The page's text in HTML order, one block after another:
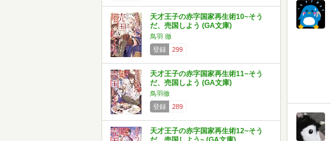
天才王子の赤字国家再生術10~そう
だ、売国しよう (GA文庫)
鳥羽 徹
登録
299
天才王子の赤字国家再生術11~そう
だ、売国しよう (GA文庫)
鳥羽徹
登録
289
天才王子の赤字国家再生術12~そう